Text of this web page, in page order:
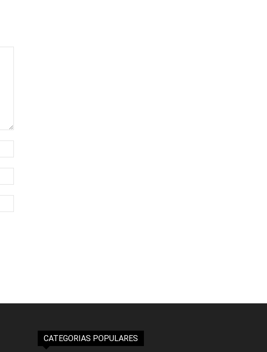
CATEGORIAS POPULARES